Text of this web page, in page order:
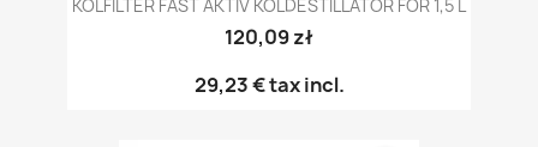
KOLFILTER FAST AKTIV KOLDESTILLATOR FÖR 1,5 L
120,09 zł
29,23 €tax incl.